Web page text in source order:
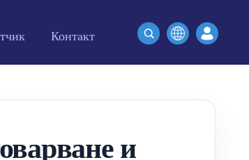
Контакт
и